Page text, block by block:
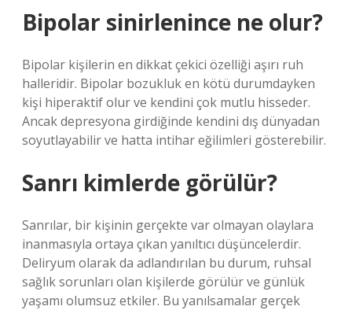
Bipolar sinirlenince ne olur?
Bipolar kişilerin en dikkat çekici özelliği aşırı ruh
halleridir. Bipolar bozukluk en kötü durumdayken
kişi hiperaktif olur ve kendini çok mutlu hisseder.
Ancak depresyona girdiğinde kendini dış dünyadan
soyutlayabilir ve hatta intihar eğilimleri gösterebilir.
Sanrı kimlerde görülür?
Sanrılar, bir kişinin gerçekte var olmayan olaylara
inanmasıyla ortaya çıkan yanıltıcı düşüncelerdir.
Deliryum olarak da adlandırılan bu durum, ruhsal
sağlık sorunları olan kişilerde görülür ve günlük
yaşamı olumsuz etkiler. Bu yanılsamalar gerçek